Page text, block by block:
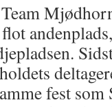
fest